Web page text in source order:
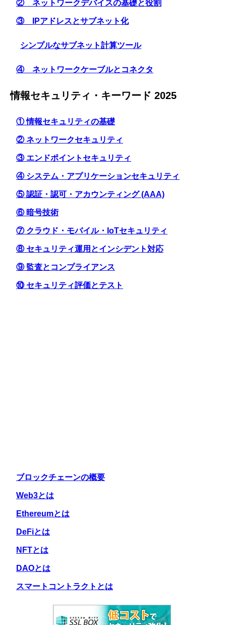
② ネットワークデバイスの基礎と役割
③ IPアドレスとサブネット化
シンプルなサブネット計算ツール
④ ネットワークケーブルとコネクタ
情報セキュリティ・キーワード 2025
① 情報セキュリティの基礎
② ネットワークセキュリティ
③ エンドポイントセキュリティ
④ システム・アプリケーションセキュリティ
⑤ 認証・認可・アカウンティング (AAA)
⑥ 暗号技術
⑦ クラウド・モバイル・IoTセキュリティ
⑧ セキュリティ運用とインシデント対応
⑨ 監査とコンプライアンス
⑩ セキュリティ評価とテスト
ブロックチェーンの概要
Web3とは
Ethereumとは
DeFiとは
NFTとは
DAOとは
スマートコントラクトとは